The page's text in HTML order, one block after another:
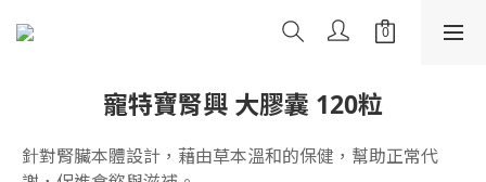
寵特寶腎興 大膠囊 120粒
針對腎臟本體設計，藉由草本溫和的保健，幫助正常代